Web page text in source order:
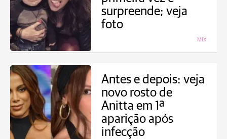
surpreende; veja
foto
MIX
Antes e depois: veja
novo rosto de
Anitta em 1ª
aparição após
infecção